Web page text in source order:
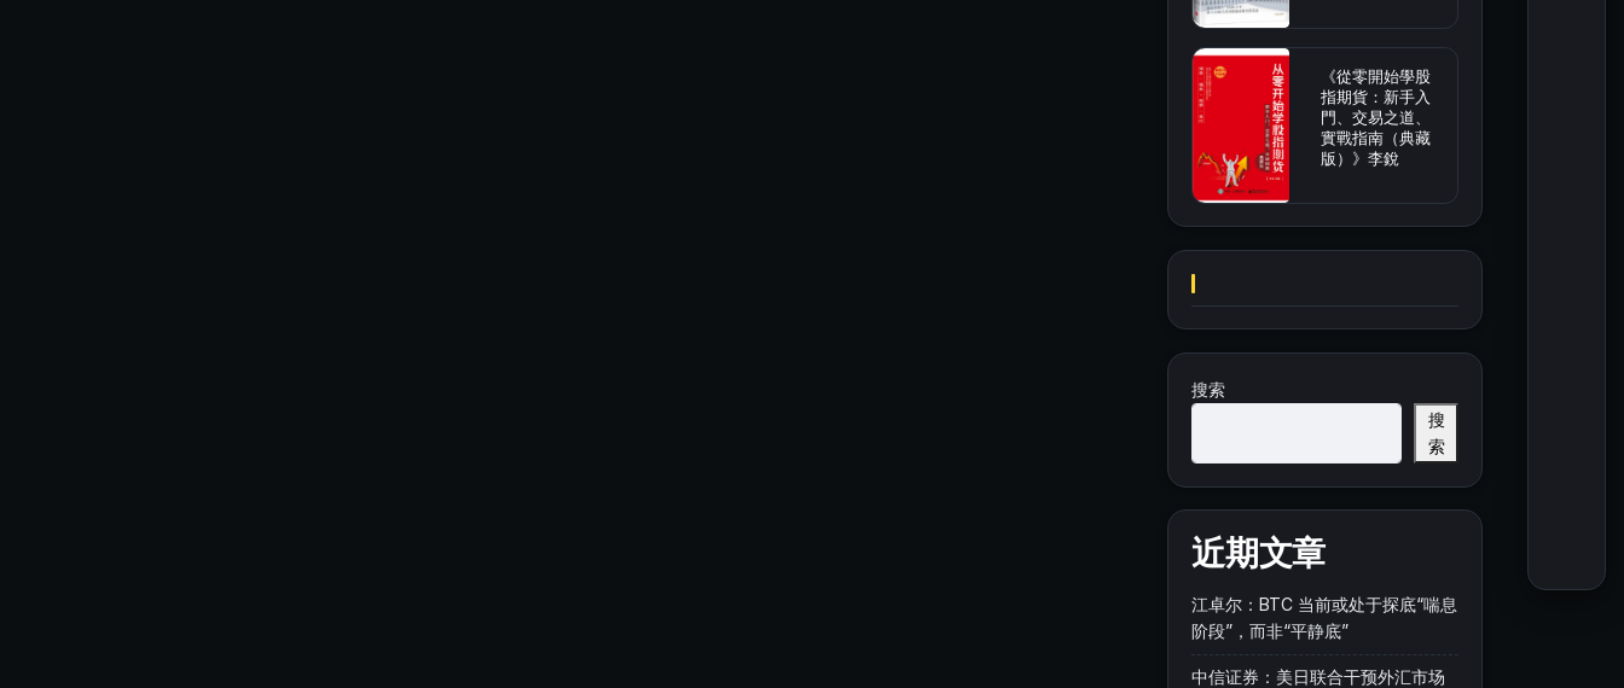
《從零開始學股
指期貨：新手入
門、交易之道、
實戰指南（典藏
版）》李銳
搜索
搜
索
近期文章
江卓尔：BTC 当前或处于探底“喘息
阶段”，而非“平静底”
中信证券：美日联合干预外汇市场